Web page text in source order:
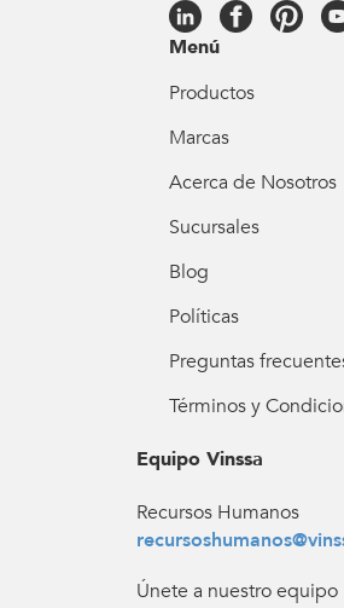
Menú
Productos
Marcas
Acerca de Nosotros
Sucursales
Blog
Políticas
Preguntas
Términos y
Equipo Vinssa
Recursos Humanos
Únete a nuestro equipo